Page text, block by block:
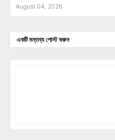
August 04, 2026
একটি মন্তব্য পোস্ট করুন